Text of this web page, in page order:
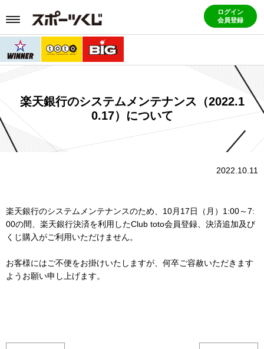
ログイン
会員登録
楽天銀行のシステムメンテナンス（2022.1
0.17）について
2022.10.11
楽天銀行のシステムメンテナンスのため、10月17日（月）1:00～7:
00の間、楽天銀行決済を利用したClub toto会員登録、決済追加及び
くじ購入がご利用いただけません。
お客様にはご不便をお掛けいたしますが、何卒ご容赦いただきます
ようお願い申し上げます。